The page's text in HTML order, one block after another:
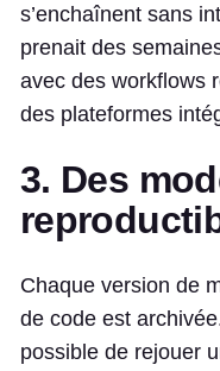
s’enchaînent sans
prenait des
avec des workflows
des plateformes
3. Des
Chaque version de
de code est
possible de rejouer